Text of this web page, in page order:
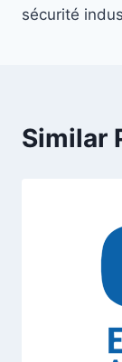
sécurité
Similar